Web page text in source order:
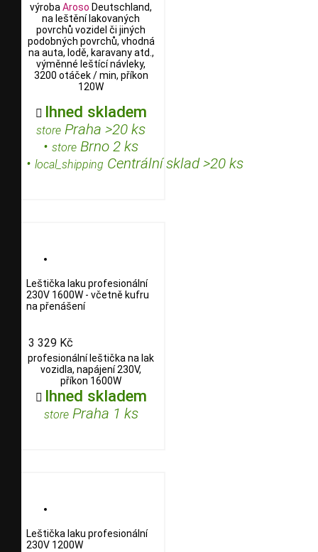
výroba Aroso Deutschland,
na leštění lakovaných
povrchů vozidel či jiných
podobných povrchů, vhodná
na auta, lodě, karavany atd.,
výměnné leštící návleky,
3200 otáček / min, příkon
120W
 Ihned skladem
store Praha >20 ks
• store Brno 2 ks
• local_shipping Centrální sklad >20 ks
Leštička laku profesionální
230V 1600W - včetně kufru
na přenášení
3 329 Kč
profesionální leštička na lak
vozidla, napájení 230V,
příkon 1600W
 Ihned skladem
storePraha 1 ks
Leštička laku profesionální
230V 1200W